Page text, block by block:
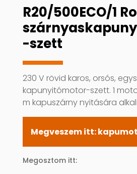
R20/500ECO/1
-szett
230 V rövid karos, orsós,
kapunyitómotor-szett. 1
m kapuszárny nyitására
Megveszem itt:
Megosztom itt: